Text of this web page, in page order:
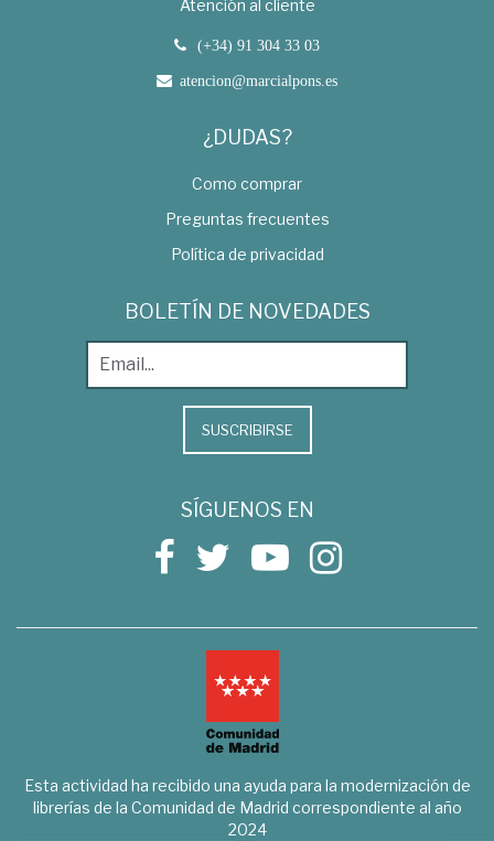
Atención al cliente
(+34) 91 304 33 03
atencion@marcialpons.es
¿DUDAS?
Como comprar
Preguntas frecuentes
Política de privacidad
BOLETÍN DE NOVEDADES
SUSCRIBIRSE
SÍGUENOS EN
Esta actividad ha recibido una ayuda para la modernización de
librerías de la Comunidad de Madrid correspondiente al año
2024